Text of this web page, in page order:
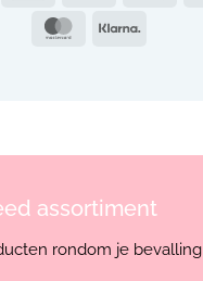
MasterCard
Klarna
assortiment
rondom je bevalling